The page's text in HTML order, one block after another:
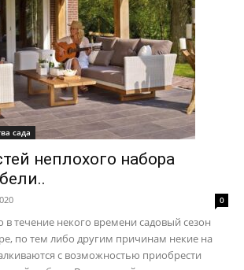
сада
неплохого набора
0
в течение некого времени садовый сезон
по тем либо другим причинам некие на
с возможностью приобрести